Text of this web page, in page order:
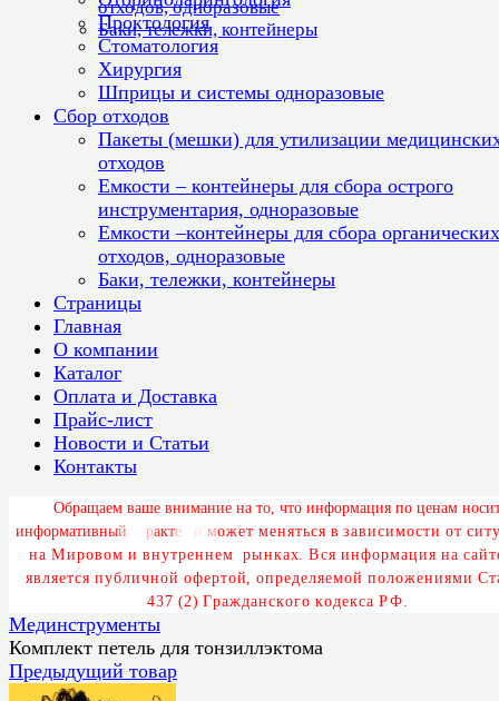
отходов, одноразовые
Баки, тележки, контейнеры
Проктология
Стоматология
Хирургия
Шприцы и системы одноразовые
Сбор отходов
Пакеты (мешки) для утилизации
отходов
Емкости – контейнеры для сбора острого
инструментария, одноразовые
Емкости –контейнеры для сбора органических
отходов, одноразовые
Баки, тележки, контейнеры
Страницы
Главная
О компании
Каталог
Оплата и Доставка
Прайс-лист
Новости и Статьи
Контакты
Обращаем ваше внимание на то, что информация по ценам носи
информативный аракте и может мен яться в зав и си мости от си ту
на Мировом и внутреннем рынках. Вся информация на сайт
является публичной офертой, определяемой положениями Ст
437 (2) Гражданского кодекса РФ.
Мединструменты
Комплект петель для тонзиллэктома
Предыдущий товар